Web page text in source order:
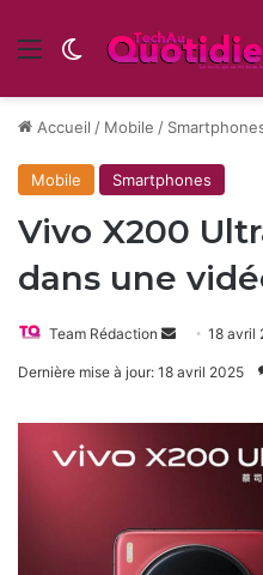
Menu Switch skin
Accueil / Mobile /
Mobile Smartphones
Vivo X200
dans une
Team Rédaction
Envoyer18 avril
Dernière mise à jour: 18 avril 2025